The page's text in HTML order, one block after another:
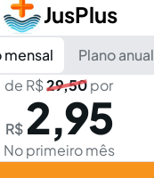
JusPlus
mensal
Plano anual
de R$29,50por
R$ 2,95
No primeiro mês